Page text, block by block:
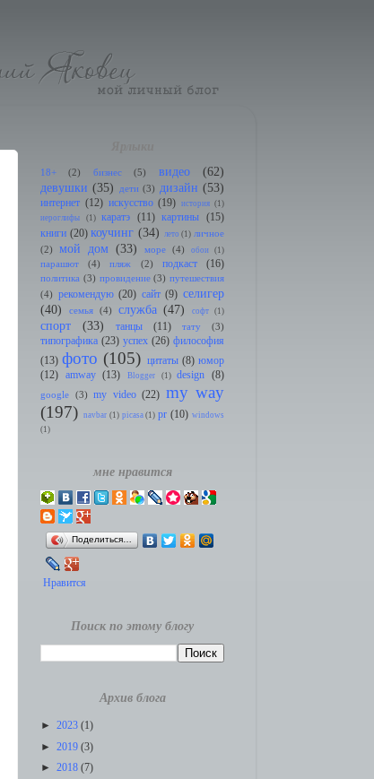
18+ (2) бизнес (5) видео
(62)
девушки (35) дети (3) дизайн (53)
интернет (12) искусство (19) история (1)
иeроглифы
(1) каратэ (11) картины
(15)
книги (20) коучинг (34) лето (1) личное
(2)
мой дом (33) море (4) обои (1)
парашют (4) пляж (2) подкаст (16)
политика (3) провидение (3) путешествия
(4)
рекомендую (20) сайт (9) селигер
(40)
семья (4) служба (47) софт (1)
спорт (33) танцы (11) тату (3)
типографика (23) успех (26) философия
(13) фото (105) цитаты (8) юмор
(12)
amway (13) Blogger (1) design (8)
google (3) my video (22) my way
(197) navbar (1) picasa (1) pr (10) windows
(1)
мне нравится
Поделиться…
Нравится
Поиск по этому блогу
Архив блога
► 2023 (1)
► 2019 (3)
► 2018 (7)